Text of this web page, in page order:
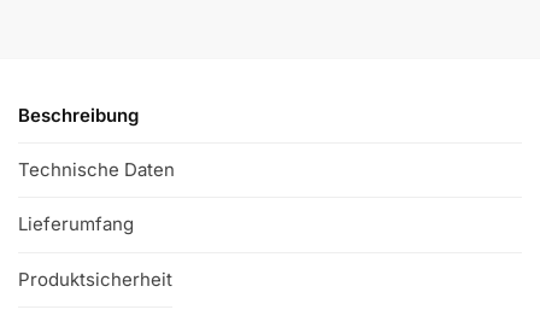
v
:
Beschreibung
Technische Daten
Lieferumfang
Produktsicherheit